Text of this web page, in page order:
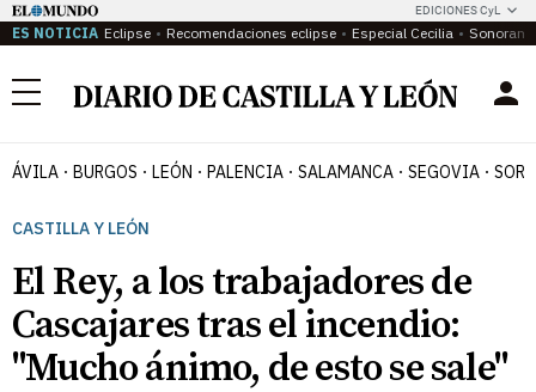
EDICIONES CyL
ES NOTICIA Eclipse Recomendaciones eclipse Especial Cecilia
Menú
ÁVILA BURGOS LEÓN PALENCIA SALAMANCA SEGOVIA
CASTILLA Y LEÓN
El Rey, a los trabajadores de
Cascajares tras el incendio:
"Mucho ánimo, de esto se sale"